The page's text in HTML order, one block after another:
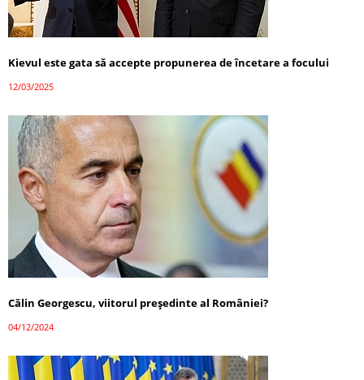
Kievul este gata să accepte propunerea de încetare a focului
12/03/2025
Călin Georgescu, viitorul președinte al României?
04/12/2024